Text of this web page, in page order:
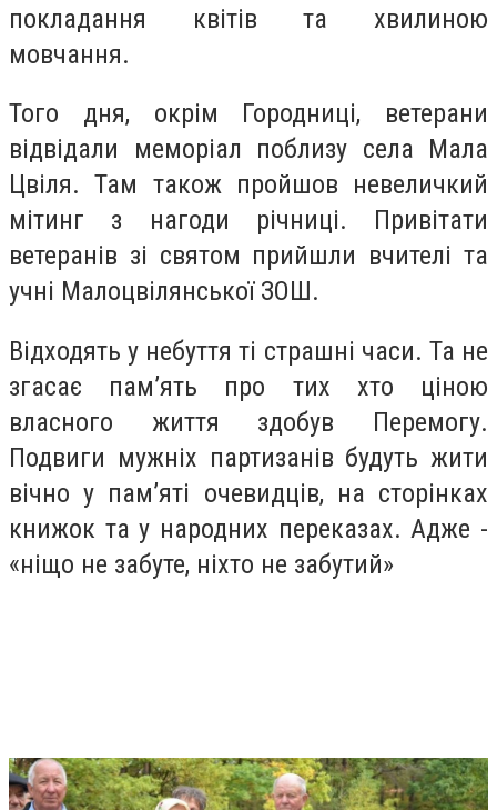
покладання квітів та хвилиною
мовчання.
Того дня, окрім Городниці, ветерани
відвідали меморіал поблизу села Мала
Цвіля. Там також пройшов невеличкий
мітинг з нагоди річниці. Привітати
ветеранів зі святом прийшли вчителі та
учні Малоцвілянської ЗОШ.
Відходять у небуття ті страшні часи. Та не
згасає пам’ять про тих хто ціною
власного життя здобув Перемогу.
Подвиги мужніх партизанів будуть жити
вічно у пам’яті очевидців, на сторінках
книжок та у народних переказах. Адже -
«ніщо не забуте, ніхто не забутий»